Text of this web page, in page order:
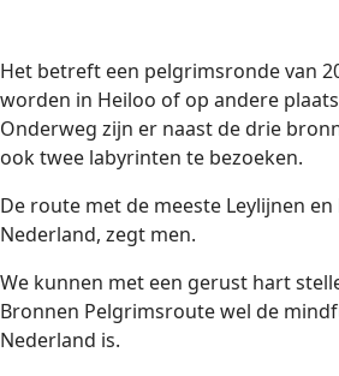
Het betreft een pelgrimsronde van
worden in Heiloo of op andere
Onderweg zijn er naast de drie
ook twee labyrinten te bezoeken.
De route met de meeste Leylijnen
Nederland, zegt men.
We kunnen met een gerust hart
Bronnen Pelgrimsroute wel de
Nederland is.